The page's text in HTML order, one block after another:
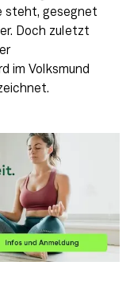
steht, gesegnet
Doch zuletzt
im Volksmund